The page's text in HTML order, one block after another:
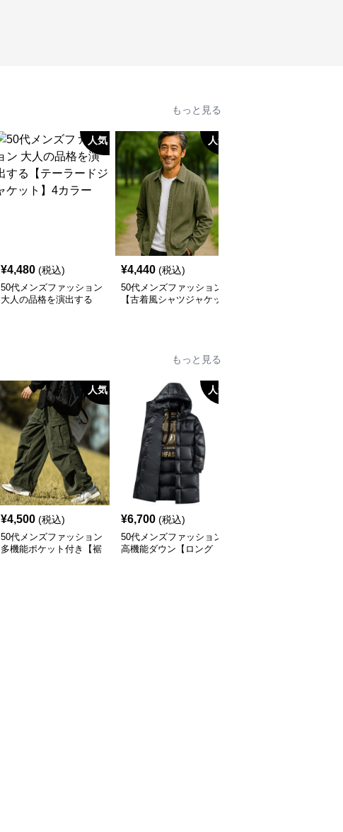
もっと見る
人気
¥4,480 (税込)
50代メンズファッション
大人の品格を演出する
人気
¥4,440 (税込)
50代メンズファッション
【古着風シャツジャケッ
もっと見る
人気
¥4,500 (税込)
50代メンズファッション
多機能ポケット付き【裾
人気
¥6,700 (税込)
50代メンズファッション
高機能ダウン【ロング